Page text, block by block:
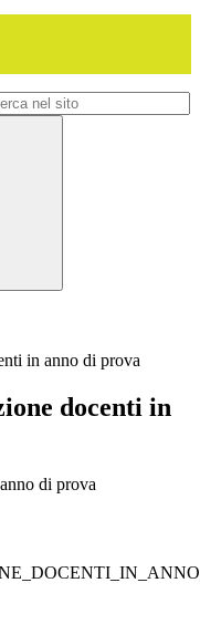
in anno di prova
docenti in
di prova